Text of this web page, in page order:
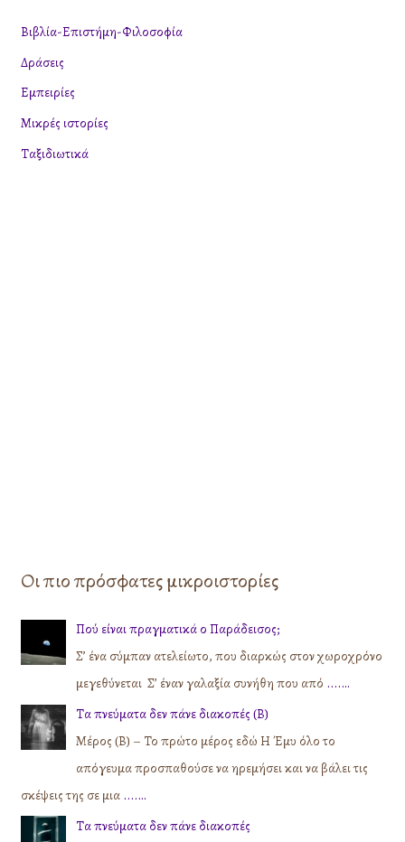
η
σ
η
γ
ι
Βιβλία-Επιστήμη-Φιλοσοφία
Δράσεις
Εμπειρίες
Μικρές ιστορίες
Ταξιδιωτικά
Οι πιο πρόσφατες μικροιστορίες
Πού είναι πραγματικά ο Παράδεισος;
Σ’ ένα σύμπαν ατελείωτο, που διαρκώς στον χωροχρόνο
μεγεθύνεται Σ’ έναν γαλαξία συνήθη που από ....…
Τα πνεύματα δεν πάνε διακοπές (Β)
Μέρος (Β) – Το πρώτο μέρος εδώ Η Έμυ όλο το
απόγευμα προσπαθούσε να ηρεμήσει και να βάλει τις
σκέψεις της σε μια ....…
Τα πνεύματα δεν πάνε διακοπές